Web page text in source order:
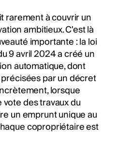
rarement à couvrir un
ambitieux. C'est là
importante : la loi
9 avril 2024 a créé un
automatique, dont
par un décret
lorsque
des travaux du
un emprunt unique au
copropriétaire est